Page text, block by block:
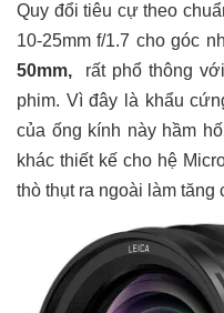
Quy đổi tiêu cự theo
10-25mm f/1.7 cho góc
50mm,
rất phổ thông
phim. Vì đây là khẩu
của ống kính này hầm
khác thiết kế cho hệ
thò thụt ra ngoài làm tăng